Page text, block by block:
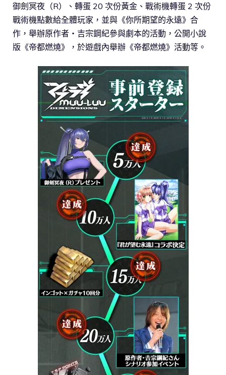
御劍冥夜（R）、轉蛋 20 次份黃金、戰術機轉蛋 2 次份
戰術機點數給全體玩家，並與《你所期望的永遠》合
作，舉辦原作者・吉宗鋼紀參與劇本的活動，公開小說
版《帝都燃燒》，於遊戲內舉辦《帝都燃燒》活動等。